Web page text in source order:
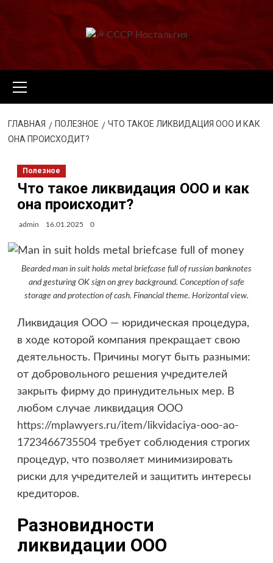
меню
ГЛАВНАЯ ПОЛЕЗНОЕ
ЧТО ТАКОЕ ЛИКВИДАЦИЯ ООО И КАК
ОНА ПРОИСХОДИТ?
Полезное
Что такое ликвидация ООО и как
она происходит?
admin 16.01.2025 0
Bearded man in suit holds metal briefcase full of russian banknotes
and gesturing OK sign on grey background. Conception of safe
storage and protection of cash. Financial theme. Horizontal view.
Ликвидация ООО — юридическая процедура,
в ходе которой компания прекращает свою
деятельность. Причины могут быть разными:
от добровольного решения учредителей
закрыть фирму до принудительных мер. В
любом случае ликвидация ООО
https://mplawyers.ru/item/likvidaciya-ooo-ao-
1723466735504требует соблюдения строгих
процедур, что позволяет минимизировать
риски для учредителей и защитить интересы
кредиторов.
Разновидности
ликвидации ООО